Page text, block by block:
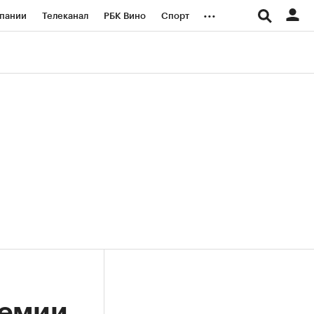
Телеканал РБК Вино Спорт ...